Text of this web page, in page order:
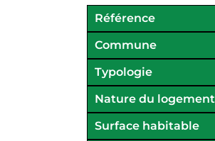
Référence
Commune
Typologie
Nature du logement
Surface habitable